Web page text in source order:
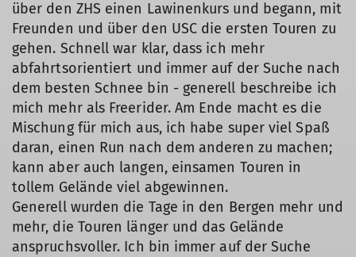
über den ZHS einen Lawinenkurs und begann, mit
Freunden und über den USC die ersten Touren zu
gehen. Schnell war klar, dass ich mehr
abfahrtsorientiert und immer auf der Suche nach
dem besten Schnee bin - generell beschreibe ich
mich mehr als Freerider. Am Ende macht es die
Mischung für mich aus, ich habe super viel Spaß
daran, einen Run nach dem anderen zu machen;
kann aber auch langen, einsamen Touren in
tollem Gelände viel abgewinnen.
Generell wurden die Tage in den Bergen mehr und
mehr, die Touren länger und das Gelände
anspruchsvoller. Ich bin immer auf der Suche